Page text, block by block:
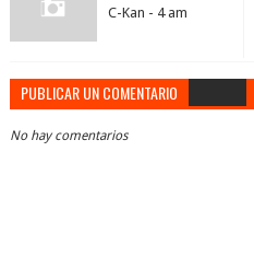
C-Kan - 4 am
PUBLICAR UN COMENTARIO
No hay comentarios